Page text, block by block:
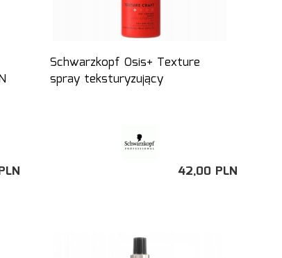
Schwarzkopf Osis+ Texture
spray teksturyzujący
42,00 PLN